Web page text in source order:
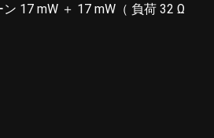
17 mW ＋ 17 mW（ 負荷 32 Ω